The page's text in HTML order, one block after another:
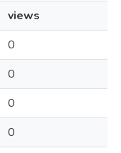
views
0
0
0
0